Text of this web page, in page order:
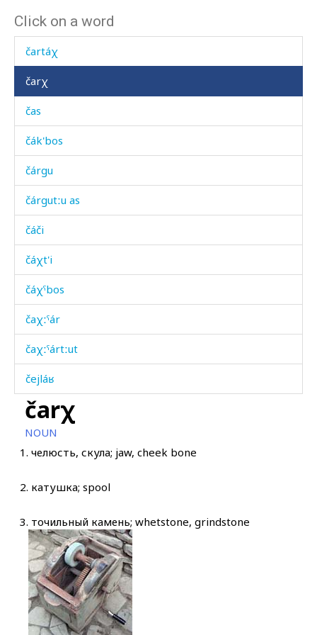
Click on a word
čarpáz
čartáχ
čarχ
čas
čák'bos
čárgu
čárgutːu as
čáči
čáχt'i
čáχˤbos
čaχːˤár
čaχːˤártːut
čejláʁ
čelénnin
čerχ
čéjdan
čéħla
čij
čiják'o
čarχ
NOUN
1. челюсть, скула; jaw, cheek bone
2. катушка; spool
3. точильный камень; whetstone, grindstone